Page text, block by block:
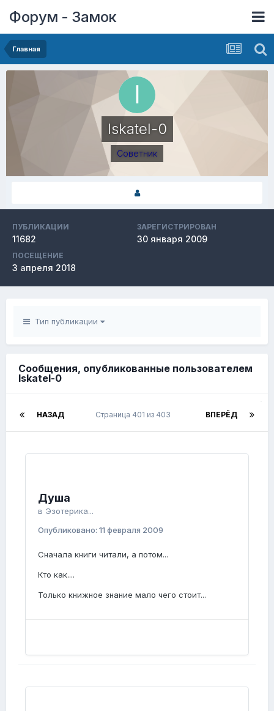
Форум - Замок
Главная
Iskatel-0
Советник
ПУБЛИКАЦИИ
11682
ЗАРЕГИСТРИРОВАН
30 января 2009
ПОСЕЩЕНИЕ
3 апреля 2018
Тип публикации
Сообщения, опубликованные пользователем
Iskatel-0
НАЗАД ВПЕРЁД
Страница 401 из 403
Душа
в Эзотерика...
Опубликовано: 11 февраля 2009
Сначала книги читали, а потом...
Кто как....
Только книжное знание мало чего стоит...